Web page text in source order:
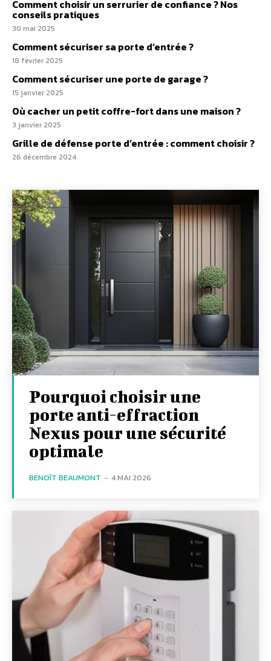
Comment choisir un serrurier de confiance ? Nos
conseils pratiques
30 mai 2025
Comment sécuriser sa porte d’entrée ?
18 février 2025
Comment sécuriser une porte de garage ?
15 janvier 2025
Où cacher un petit coffre-fort dans une maison ?
3 janvier 2025
Grille de défense porte d’entrée : comment choisir ?
26 décembre 2024
Pourquoi choisir une
porte anti-effraction
Nexus pour une sécurité
optimale
BENOÎT BEAUMONT - 4 MAI 2026